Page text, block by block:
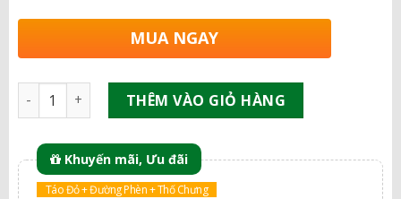
MUA NGAY
Hồng Yến Chưng Đường số lượng
THÊM VÀO GIỎ HÀNG
Khuyến mãi, Ưu đãi
Táo Đỏ + Đường Phèn + Thố Chưng